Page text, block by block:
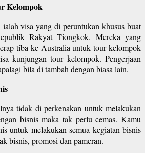
Kelompok
visa yang di peruntukan khusus buat
Rakyat Tiongkok. Mereka yang
tiba ke Australia untuk tour kelompok
kunjungan tour kelompok. Pengerjaan
bila di tambah dengan biasa lain.
tidak di perkenakan untuk melakukan
bisnis maka tak perlu cemas. Kamu
untuk melakukan semua kegiatan bisnis
bisnis, promosi dan pameran.